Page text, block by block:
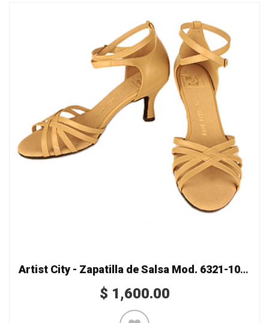
Artist City - Zapatilla de Salsa Mod. 6321-10 doble recio
$ 1,600.00